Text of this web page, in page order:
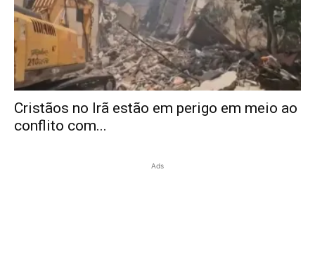
Cristãos no Irã estão em perigo em meio ao
conflito com...
Ads